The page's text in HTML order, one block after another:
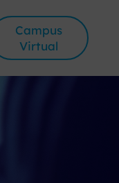
Campus
Virtual